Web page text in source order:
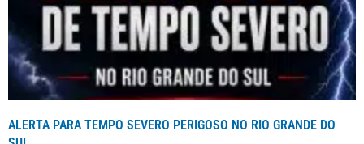
ALERTA PARA TEMPO SEVERO PERIGOSO NO RIO GRANDE DO